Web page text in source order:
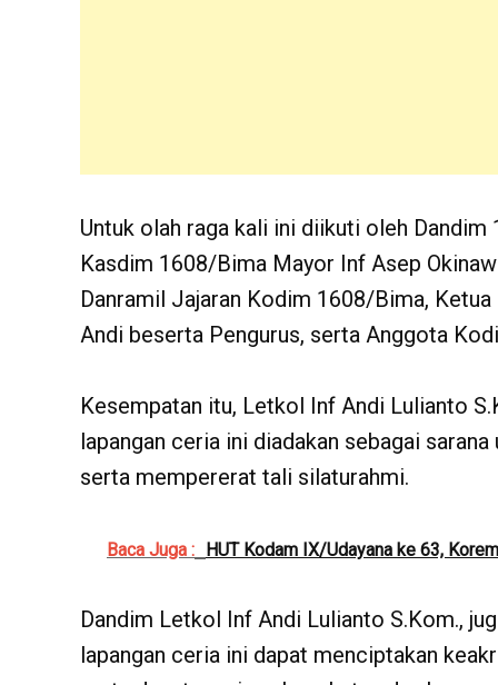
Untuk olah raga kali ini diikuti oleh
Kasdim 1608/Bima Mayor Inf Asep
Danramil Jajaran Kodim 1608/Bima,
Andi beserta Pengurus, serta Anggota
Kesempatan itu, Letkol Inf Andi Lulianto
lapangan ceria ini diadakan sebagai
serta mempererat tali silaturahmi.
Baca Juga : HUT Kodam IX/Udayana ke 63,
Dandim Letkol Inf Andi Lulianto S.Kom.,
lapangan ceria ini dapat menciptakan